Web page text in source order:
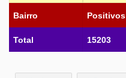
Bairro Positivos
Total 15203